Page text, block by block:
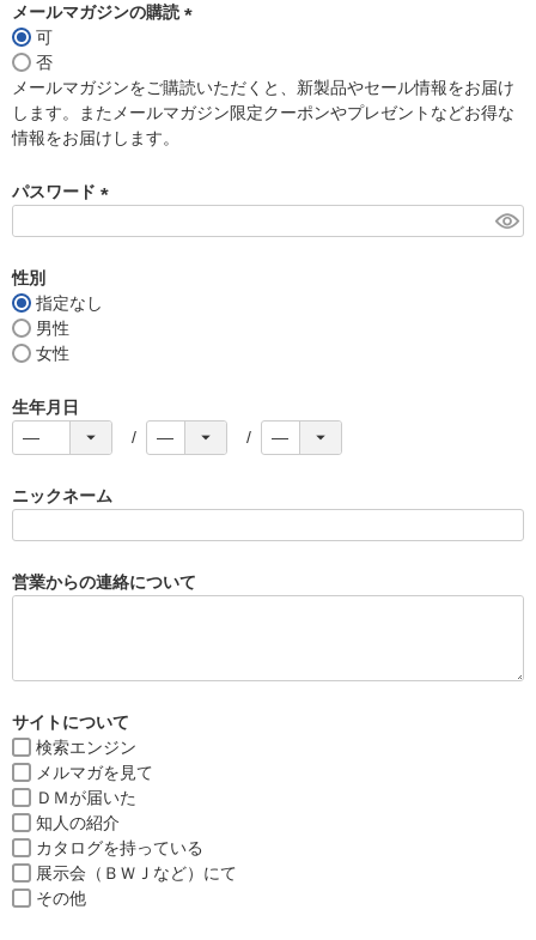
メールマガジンの購読
須
)
可
否
メールマガジンをご購読いただくと、新製品やセール情報をお届け
します。またメールマガジン限定クーポンやプレゼントなどお得な
情報をお届けします。
パスワード
性別
指定なし
男性
女性
生年月日
ニックネーム
営業からの連絡について
サイトについて
検索エンジン
メルマガを見て
ＤＭが届いた
知人の紹介
カタログを持っている
展示会（ＢＷＪなど）にて
その他